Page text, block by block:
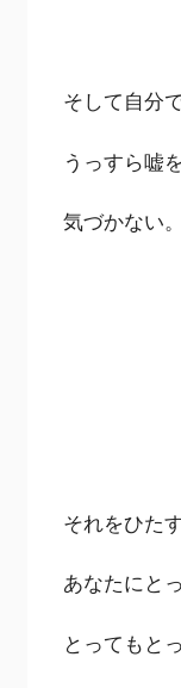
そして自分
うっすら嘘
気づかない。
それをひた
あなたにと
とってもと